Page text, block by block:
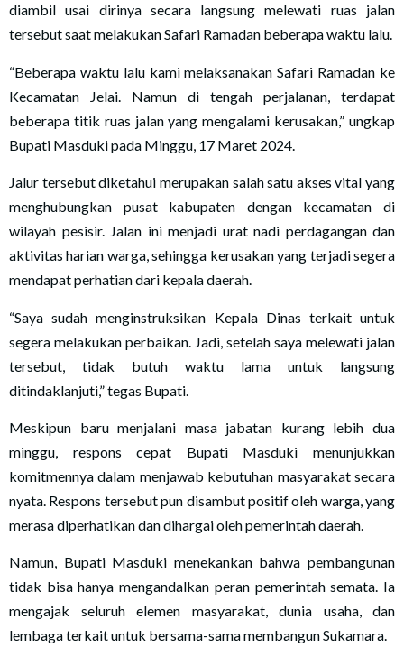
diambil usai dirinya secara langsung melewati ruas jalan
tersebut saat melakukan Safari Ramadan beberapa waktu lalu.
“Beberapa waktu lalu kami melaksanakan Safari Ramadan ke
Kecamatan Jelai. Namun di tengah perjalanan, terdapat
beberapa titik ruas jalan yang mengalami kerusakan,” ungkap
Bupati Masduki pada Minggu, 17 Maret 2024.
Jalur tersebut diketahui merupakan salah satu akses vital yang
menghubungkan pusat kabupaten dengan kecamatan di
wilayah pesisir. Jalan ini menjadi urat nadi perdagangan dan
aktivitas harian warga, sehingga kerusakan yang terjadi segera
mendapat perhatian dari kepala daerah.
“Saya sudah menginstruksikan Kepala Dinas terkait untuk
segera melakukan perbaikan. Jadi, setelah saya melewati jalan
tersebut, tidak butuh waktu lama untuk langsung
ditindaklanjuti,” tegas Bupati.
Meskipun baru menjalani masa jabatan kurang lebih dua
minggu, respons cepat Bupati Masduki menunjukkan
komitmennya dalam menjawab kebutuhan masyarakat secara
nyata. Respons tersebut pun disambut positif oleh warga, yang
merasa diperhatikan dan dihargai oleh pemerintah daerah.
Namun, Bupati Masduki menekankan bahwa pembangunan
tidak bisa hanya mengandalkan peran pemerintah semata. Ia
mengajak seluruh elemen masyarakat, dunia usaha, dan
lembaga terkait untuk bersama-sama membangun Sukamara.